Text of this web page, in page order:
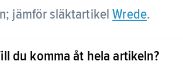
jämför släktartikelWrede.
i Uppsala län 1681, ingick i stora
du komma åt hela artikeln?